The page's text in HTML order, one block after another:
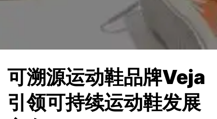
可溯源运动鞋品牌Veja
引领可持续运动鞋发展